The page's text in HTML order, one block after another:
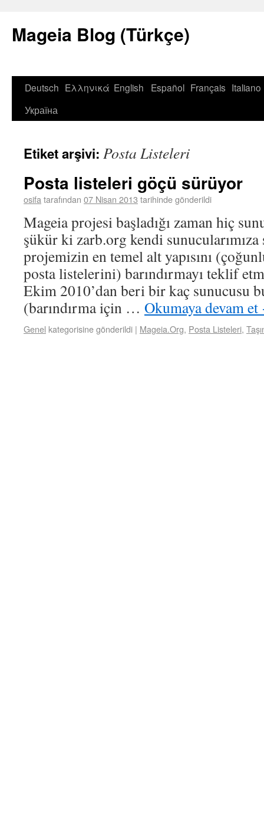
Mageia Blog (Türkçe)
Deutsch Ελληνικά English Español Français Italiano
Україна
Etiket arşivi: Posta Listeleri
Posta listeleri göçü sürüyor
osifa tarafından 07 Nisan 2013 tarihinde gönderildi
Mageia projesi başladığı zaman hiç
şükür ki zarb.org kendi
projemizin en temel alt yapısını
posta listelerini) barındırmayı teklif
Ekim 2010’dan beri bir kaç sunucusu
(barındırma için … Okumaya devam et
Genel kategorisine gönderildi | Mageia.Org, Posta Listeleri,